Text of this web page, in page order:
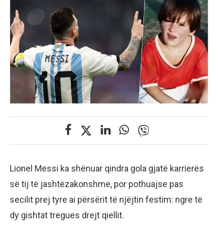
Lionel Messi ka shënuar qindra gola gjatë karrierës
së tij të jashtëzakonshme, por pothuajse pas
secilit prej tyre ai përsërit të njëjtin festim: ngre të
dy gishtat tregues drejt qiellit.